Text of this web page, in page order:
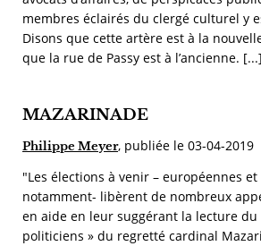
membres éclairés du clergé culturel y
Disons que cette artère est à la
que la rue de Passy est à l’ancienne.
MAZARINADE
Philippe Meyer, publiée le 03-04-2019
"Les élections à venir – européennes
notamment- libèrent de nombreux
en aide en leur suggérant la lecture du
politiciens » du regretté cardinal